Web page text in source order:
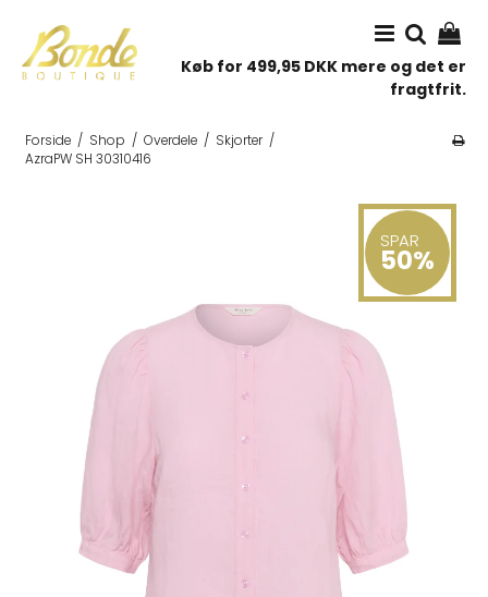
Køb for 499,95 DKK mere og det er
fragtfrit.
Forside / Shop / Overdele / Skjorter /
AzraPW SH 30310416
SPAR
50%